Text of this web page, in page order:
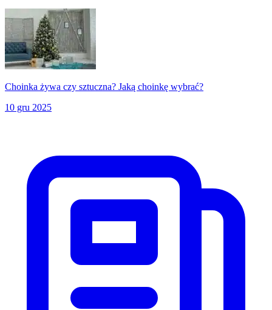
Choinka żywa czy sztuczna? Jaką choinkę wybrać?
10 gru 2025